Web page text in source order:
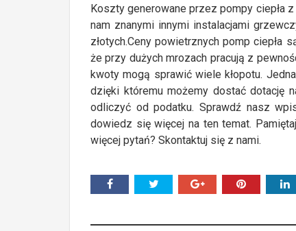
Koszty generowane przez pompy ciepła
nam znanymi innymi instalacjami
złotych.Ceny powietrznych pomp ciepła
że przy dużych mrozach pracują z
kwoty mogą sprawić wiele kłopotu.
dzięki któremu możemy dostać dotację
odliczyć od podatku. Sprawdź nasz
dowiedz się więcej na ten temat.
więcej pytań? Skontaktuj się z nami.